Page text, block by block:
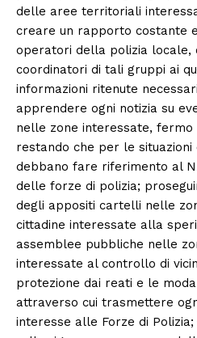
delle aree territoriali
creare un rapporto costante
operatori della polizia locale,
coordinatori di tali gruppi ai
informazioni ritenute
apprendere ogni notizia su
nelle zone interessate, fermo
restando che per le situazioni
debbano fare riferimento al
delle forze di polizia;
degli appositi cartelli nelle
cittadine interessate alla
assemblee pubbliche nelle
interessate al controllo di
protezione dai reati e le
attraverso cui trasmettere
interesse alle Forze di Polizia;